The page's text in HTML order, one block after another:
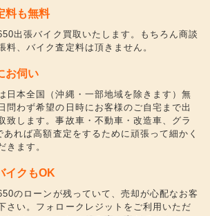
料も無料
出張バイク買取いたします。もちろん商談
料、バイク査定料は頂きません。
お伺い
日本全国（沖縄・一部地域を除きます）無
問わず希望の日時にお客様のご自宅まで出
致します。事故車・不動車・改造車、グラ
れば高額査定をするために頑張って細かく
きます。
イクもOK
のローンが残っていて、売却が心配なお客
さい。フォロークレジットをご利用いただ